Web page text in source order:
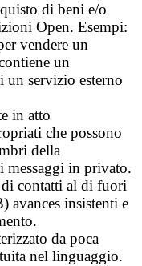
di beni e/o
Open. Esempi:
vendere un
un
servizio esterno
in atto
che possono
della
in privato.
contatti al di fuori
avances insistenti e
da poca
nel linguaggio.